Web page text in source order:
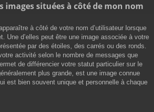
images situées à côté de mon nom
à côté de votre nom d’utilisateur lorsque
Une d’elles peut être une image associée à votre
par des étoiles, des carrés ou des ronds.
activité selon le nombre de messages que
de différencier votre statut particulier sur le
plus grande, est une image connue
est bien souvent unique et personnelle à chaque